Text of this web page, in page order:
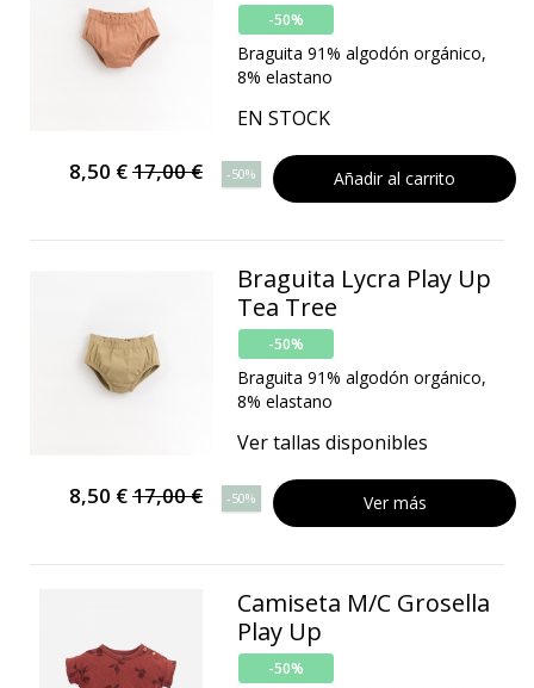
-50%
Braguita 91% algodón orgánico,
8% elastano
EN STOCK
8,50 €17,00 € -50% Añadir al carrito
Braguita Lycra Play Up
Tea Tree
-50%
Braguita 91% algodón orgánico,
8% elastano
Ver tallas disponibles
8,50 €17,00 € -50% Ver más
Camiseta M/C Grosella
Play Up
-50%